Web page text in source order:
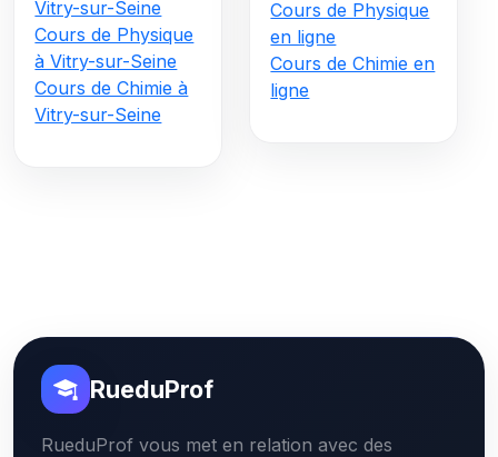
Vitry-sur-Seine
Cours de Physique
à Vitry-sur-Seine
Cours de Chimie à
Vitry-sur-Seine
Cours de Physique
en ligne
Cours de Chimie en
ligne
RueduProf
RueduProf vous met en relation avec des